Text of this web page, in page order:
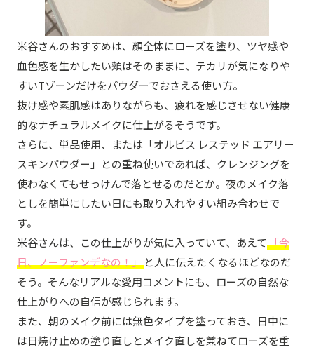
米谷さんのおすすめは、顔全体にローズを塗り、ツヤ感や
血色感を生かしたい頬はそのままに、テカリが気になりや
すいTゾーンだけをパウダーでおさえる使い方。
抜け感や素肌感はありながらも、疲れを感じさせない健康
的なナチュラルメイクに仕上がるそうです。
さらに、単品使用、または「オルビス レステッド エアリー
スキンパウダー」との重ね使いであれば、クレンジングを
使わなくてもせっけんで落とせるのだとか。夜のメイク落
としを簡単にしたい日にも取り入れやすい組み合わせで
す。
米谷さんは、この仕上がりが気に入っていて、あえて「今
日、ノーファンデなの！」 と人に伝えたくなるほどなのだ
そう。そんなリアルな愛用コメントにも、ローズの自然な
仕上がりへの自信が感じられます。
また、朝のメイク前には無色タイプを塗っておき、日中に
は日焼け止めの塗り直しとメイク直しを兼ねてローズを重